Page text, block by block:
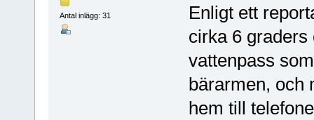
Antal inlägg: 31
Enligt ett
cirka 6 graders
vattenpass
bärarmen, och
hem till